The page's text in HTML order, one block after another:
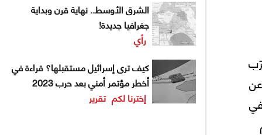
الشرق الأوسط.. نهاية قرن وبداية
جغرافيا جديدة!
رأي
كيف ترى إسرائيل مستقبلها؟ قراءة في
أخطر مؤتمر أمني بعد حرب 2023
إخترنا لكم تقرير